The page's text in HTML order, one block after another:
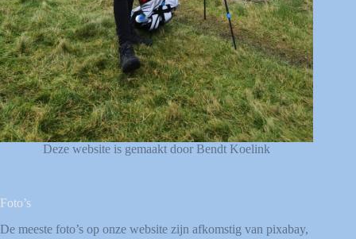
Deze website is gemaakt door Bendt Koelink
Foto’s
De meeste foto’s op onze website zijn afkomstig van pixabay,